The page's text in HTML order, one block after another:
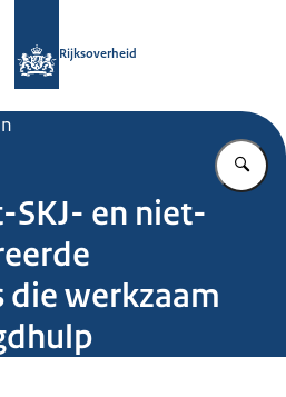
Rijksoverheid
SKJ- en niet-
die werkzaam